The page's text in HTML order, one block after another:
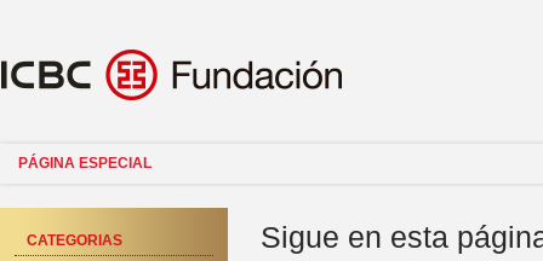
PÁGINA ESPECIAL
CATEGORIAS
Sigue en esta